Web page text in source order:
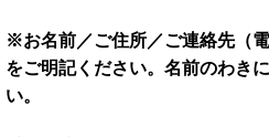
※お名前／ご住所／ご連絡先（
をご明記ください。名前のわき
い。